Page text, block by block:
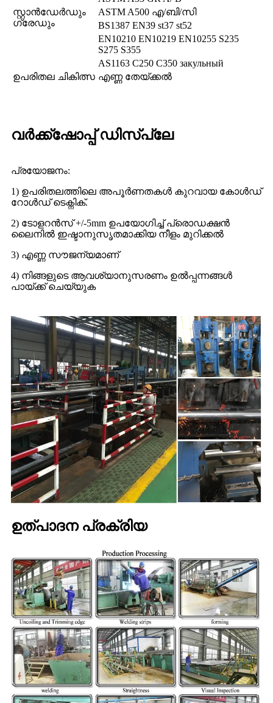
സ്റ്റാൻഡേർഡും
ഗ്രേഡും
ASTM A500 എ/ബി/സി
BS1387 EN39 st37 st52
EN10210 EN10219 EN10255 S235
S275 S355
AS1163 C250 C350 закульный
ഉപരിതല ചികിത്സ എണ്ണ തേയ്ക്കൽ
വർക്ക്ഷോപ്പ് ഡിസ്പ്ലേ
പ്രയോജനം:
1) ഉപരിതലത്തിലെ അപൂർണതകൾ കുറവായ കോൾഡ്
റോൾഡ് ടെക്നിക്.
2) ടോളറൻസ് +/-5mm ഉപയോഗിച്ച് പ്രൊഡക്ഷൻ
ലൈനിൽ ഇഷ്ടാനുസൃതമാക്കിയ നീളം മുറിക്കൽ
3) എണ്ണ സൗജന്യമാണ്
4) നിങ്ങളുടെ ആവശ്യാനുസരണം ഉൽപ്പന്നങ്ങൾ
പായ്ക്ക് ചെയ്യുക
ഉത്പാദന പ്രക്രിയ